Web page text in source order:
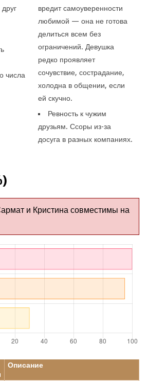
числа
вредит самоуверенности
любимой — она не готова
делиться всем без
ограничений. Девушка
редко проявляет
сочувствие, сострадание,
холодна в общении, если
ей скучно.
Ревность к чужим
друзьям. Ссоры из-за
досуга в разных компаниях.
и Кристина совместимы на
Описание